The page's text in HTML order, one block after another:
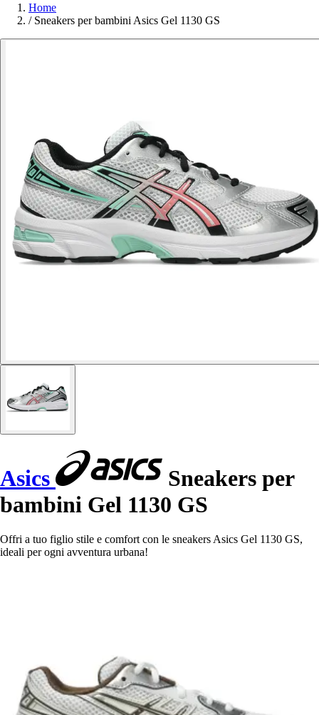
Home
/ Sneakers per bambini Asics Gel 1130 GS
Asics
Sneakers per
bambini Gel 1130 GS
Offri a tuo figlio stile e comfort con le sneakers Asics Gel 1130 GS,
ideali per ogni avventura urbana!